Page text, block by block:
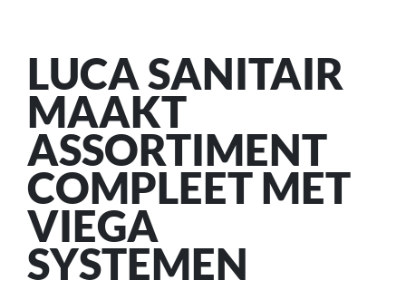
LUCA SANITAIR
MAAKT
ASSORTIMENT
COMPLEET MET
VIEGA
SYSTEMEN